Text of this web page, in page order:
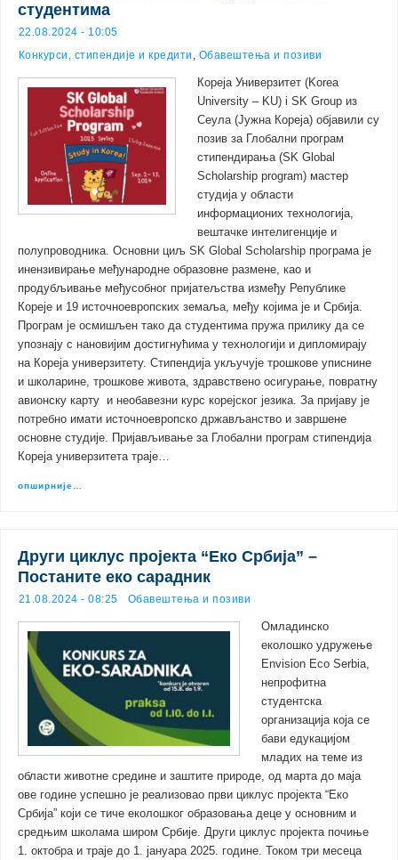
студентима
22.08.2024 - 10:05
Конкурси, стипендије и кредити , Обавештења и позиви
Кореја Универзитет (Korea
University – KU) i SK Group из
Сеула (Јужна Кореја) објавили су
позив за Глобални програм
стипендирања (SK Global
Scholarship program) мастер
студија у области
информационих технологија,
вештачке интелигенције и
полупроводника. Основни циљ SK Global Scholarship програма је
инензивирање међународне образовне размене, као и
продубљивање међусобног пријатељства између Републике
Кореје и 19 источноевропских земаља, међу којима је и Србија.
Програм је осмишљен тако да студентима пружа прилику да се
упознају с нановијим достигнућима у технологији и дипломирају
на Кореја универзитету. Стипендија укључује трошкове уписнине
и школарине, трошкове живота, здравствено осигурање, повратну
авионску карту и необавезни курс корејског језика. За пријаву је
потребно имати источноевропско држављанство и завршене
основне студије. Пријављивање за Глобални програм стипендија
Кореја универзитета траје…
опширније…
Други циклус пројекта “Еко Србија” –
Постаните еко сарадник
21.08.2024 - 08:25 Обавештења и позиви
Омладинско
еколошко удружење
Envision Eco Serbia,
непрофитна
студентска
организација која се
бави едукацијом
младих на теме из
области животне средине и заштите природе, од марта до маја
ове године успешно је реализовао први циклус пројекта “Еко
Србија” који се тиче еколошког образовања деце у основним и
средњим школама широм Србије. Други циклус пројекта почиње
1. октобра и траје до 1. јануара 2025. године. Током три месеца